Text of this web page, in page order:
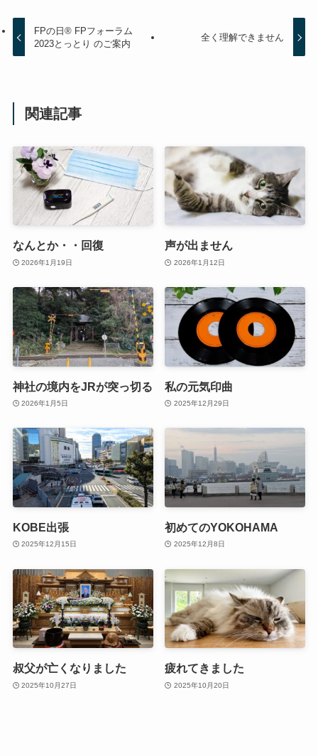
FPの日® FPフォーラム
2023とっとり のご案内
全く理解できません
関連記事
なんとか・・回復
2026年1月19日
声が出ません
2026年1月12日
神社の境内をJRが突っ切る
2026年1月5日
私の元気印曲
2025年12月29日
KOBE出張
2025年12月15日
初めてのYOKOHAMA
2025年12月8日
叔父が亡くなりました
2025年10月27日
疲れてきました
2025年10月20日